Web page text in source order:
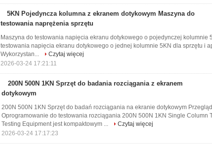
5KN Pojedyncza kolumna z ekranem dotykowym Maszyna do
testowania naprężenia sprzętu
Maszyna do testowania napięcia ekranu dotykowego o pojedynczej kolumnie
testowania napięcia ekranu dotykowego o jednej kolumnie 5KN dla sprzętu i
Wykorzystan...
Czytaj więcej
2026-03-24 17:21:11
200N 500N 1KN Sprzęt do badania rozciągania z ekranem
dotykowym
200N 500N 1KN Sprzęt do badań rozciągania na ekranie dotykowym
Oprogramowanie do testowania rozciągania 200N 500N 1KN Single Column
Testing Equipment jest kompaktowym ...
Czytaj więcej
2026-03-24 17:17:23